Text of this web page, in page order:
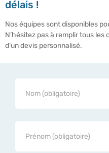
délais !
Nos équipes sont disponibles
N’hésitez pas à remplir tous
d’un devis personnalisé.